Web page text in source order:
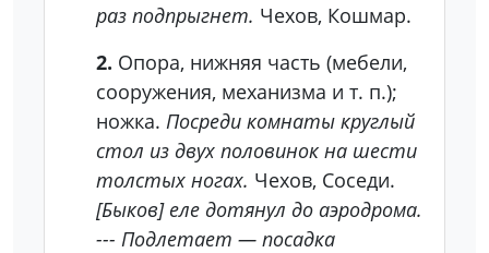
раз подпрыгнет. Чехов, Кошмар.
2. Опора, нижняя часть (мебели,
сооружения, механизма и т. п.);
ножка. Посреди комнаты круглый
стол из двух половинок на шести
толстых ногах. Чехов, Соседи.
[Быков] еле дотянул до аэродрома.
--- Подлетает — посадка